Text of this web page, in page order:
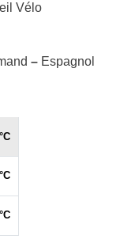
Vélo
– Espagnol